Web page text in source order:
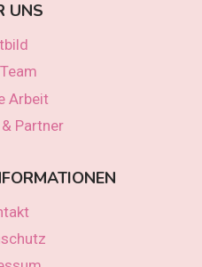
UNS
Arbeit
Partner